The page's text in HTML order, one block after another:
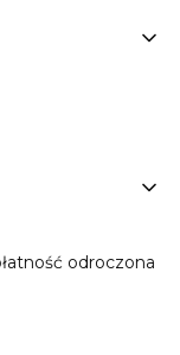
odroczona